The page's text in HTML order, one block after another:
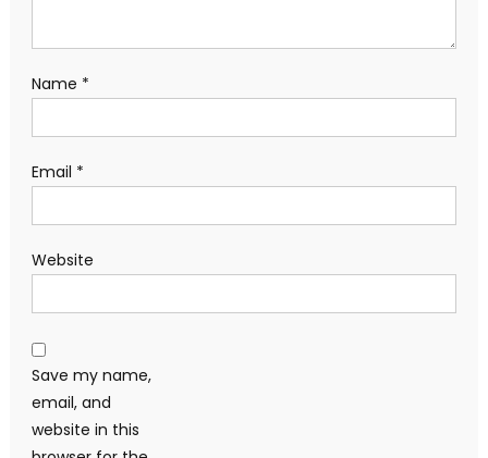
Name *
Email *
Website
Save my name,
email, and
website in this